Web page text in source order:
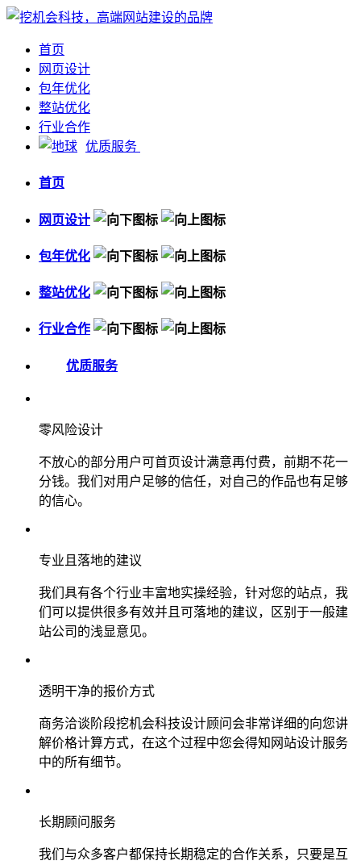
首页
网页设计
包年优化
整站优化
行业合作
优质服务
首页
网页设计
包年优化
整站优化
行业合作
优质服务
零风险设计
不放心的部分用户可首页设计满意再付费，前期不花一
分钱。我们对用户足够的信任，对自己的作品也有足够
的信心。
专业且落地的建议
我们具有各个行业丰富地实操经验，针对您的站点，我
们可以提供很多有效并且可落地的建议，区别于一般建
站公司的浅显意见。
透明干净的报价方式
商务洽谈阶段挖机会科技设计顾问会非常详细的向您讲
解价格计算方式，在这个过程中您会得知网站设计服务
中的所有细节。
长期顾问服务
我们与众多客户都保持长期稳定的合作关系，只要是互